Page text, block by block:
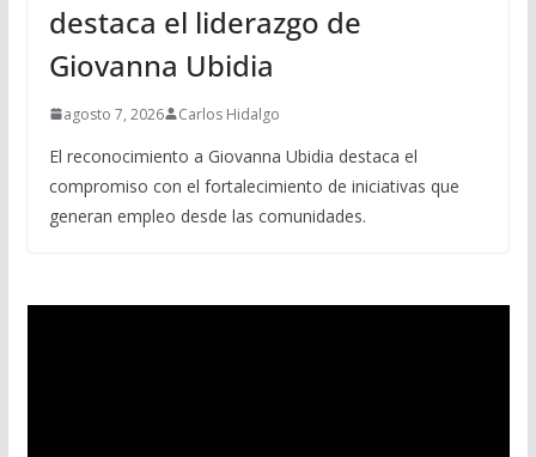
destaca el liderazgo de
Giovanna Ubidia
agosto 7, 2026 Carlos Hidalgo
El reconocimiento a Giovanna Ubidia destaca el
compromiso con el fortalecimiento de iniciativas que
generan empleo desde las comunidades.